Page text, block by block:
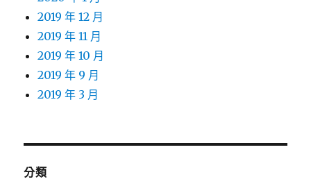
2019 年 12 月
2019 年 11 月
2019 年 10 月
2019 年 9 月
2019 年 3 月
分類